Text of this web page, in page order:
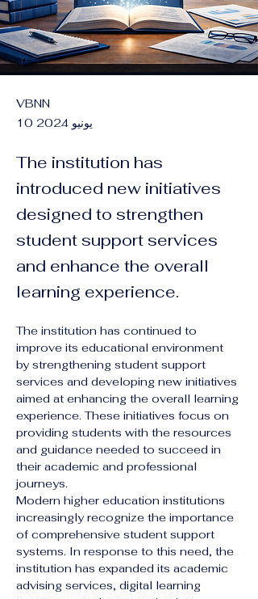
VBNN
10 يونيو 2024
The institution has
introduced new initiatives
designed to strengthen
student support services
and enhance the overall
learning experience.
The institution has continued to
improve its educational environment
by strengthening student support
services and developing new initiatives
aimed at enhancing the overall learning
experience. These initiatives focus on
providing students with the resources
and guidance needed to succeed in
their academic and professional
journeys.
Modern higher education institutions
increasingly recognize the importance
of comprehensive student support
systems. In response to this need, the
institution has expanded its academic
advising services, digital learning